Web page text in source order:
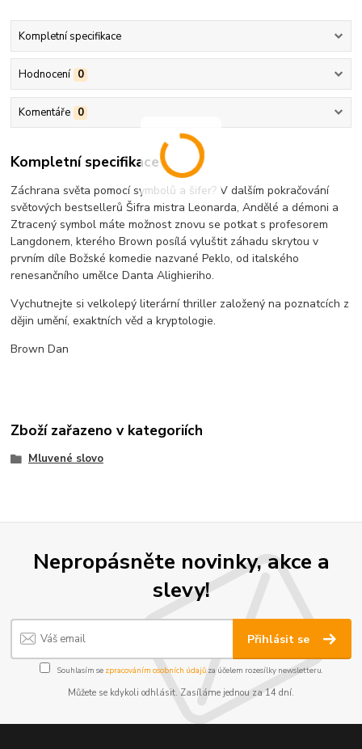
Kompletní specifikace
Hodnocení 0
Komentáře 0
Kompletní specifikace
Záchrana světa pomocí symbolů a šifer? V dalším pokračování
světových bestsellerů Šifra mistra Leonarda, Andělé a démoni a
Ztracený symbol máte možnost znovu se potkat s profesorem
Langdonem, kterého Brown posílá vyluštit záhadu skrytou v
prvním díle Božské komedie nazvané Peklo, od italského
renesančního umělce Danta Alighieriho.
Vychutnejte si velkolepý literární thriller založený na poznatcích z
dějin umění, exaktních věd a kryptologie.
Brown Dan
Zboží zařazeno v kategoriích
Mluvené slovo
Nepropásněte novinky, akce a
slevy!
Přihlásit se
Souhlasím se zpracováním osobních údajůza účelem rozesílky newsletteru.
Můžete se kdykoli odhlásit. Zasíláme jednou za 14 dní.